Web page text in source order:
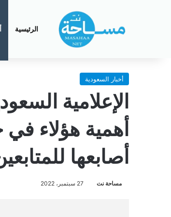
الرئيسية
أخبار السعودية
الإعلامية
أهمية هؤلاء
أصابعها
مساحة نت 27 سبتمبر، 2022